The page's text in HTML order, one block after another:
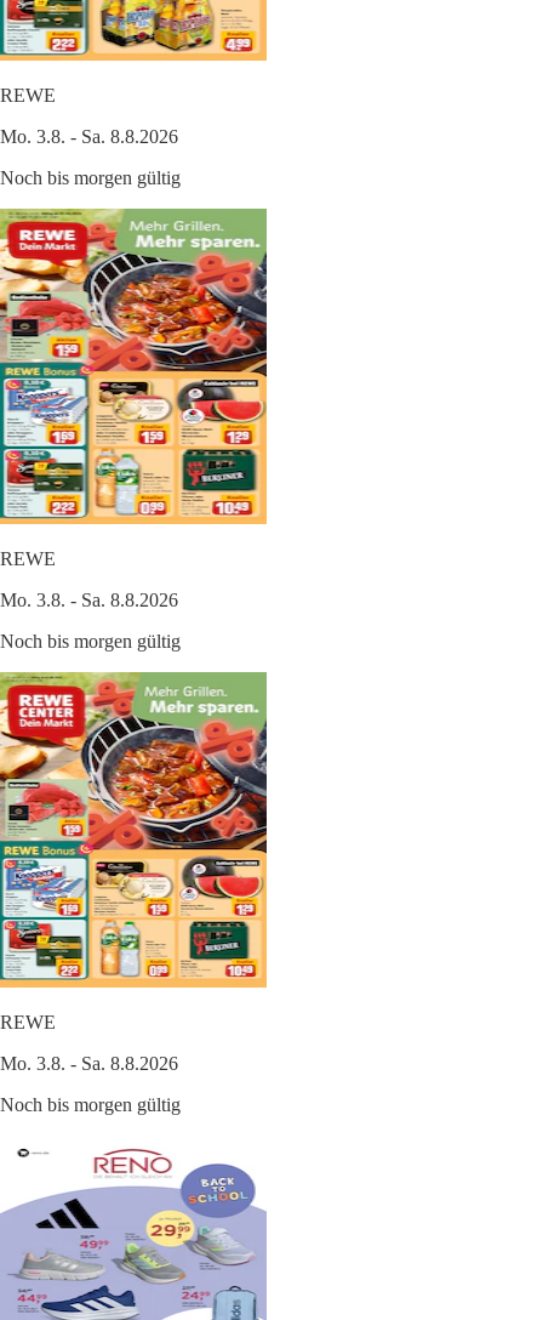
REWE
Mo. 3.8. - Sa. 8.8.2026
Noch bis morgen gültig
REWE
Mo. 3.8. - Sa. 8.8.2026
Noch bis morgen gültig
REWE
Mo. 3.8. - Sa. 8.8.2026
Noch bis morgen gültig